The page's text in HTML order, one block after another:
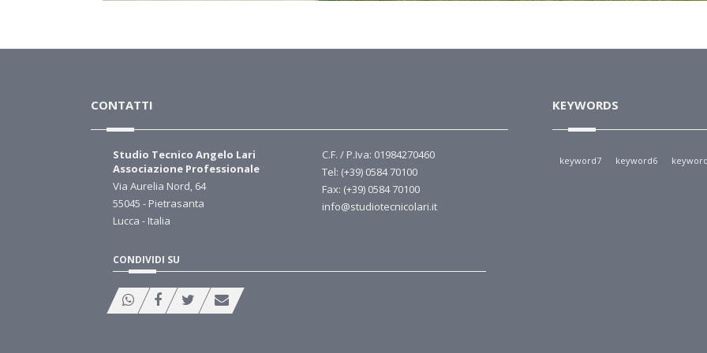
CONTATTI
Studio Tecnico Angelo Lari
Associazione Professionale
Via Aurelia Nord, 64
55045 - Pietrasanta
Lucca - Italia
C.F. / P.Iva: 01984270460
Tel: (+39) 0584 70100
Fax: (+39) 0584 70100
info@studiotecnicolari.it
CONDIVIDI SU
KEYWORDS
keyword7 keyword6